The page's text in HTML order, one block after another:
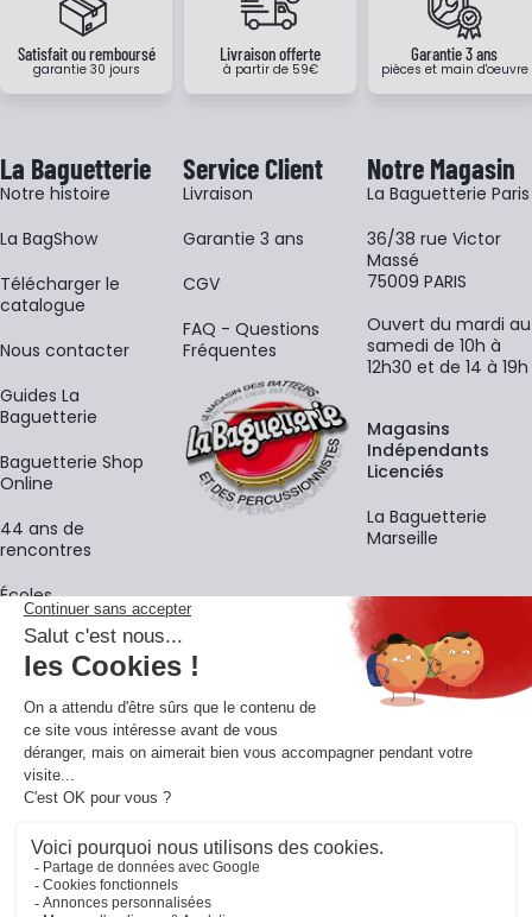
Satisfait ou remboursé
garantie 30 jours
Livraison offerte
à partir de 59€
Garantie 3 ans
pièces et main d'oeuvre
La Baguetterie
Notre histoire
La BagShow
​Télécharger le
catalogue
Nous contacter
Guides La
Baguetterie
Baguetterie Shop
Online
44 ans de
rencontres
Écoles
Service Client
Livraison
Garantie 3 ans
CGV
FAQ - Questions
Fréquentes
Notre Magasin
La Baguetterie Paris
36/38 rue Victor
Massé
75009 PARIS
Ouvert du mardi au
samedi de 10h à
12h30 et de 14 à 19h
Magasins
Indépendants
Licenciés
La Baguetterie
Marseille
La newsletter
Adresse e-mail
En vous inscrivant à notre newsletter, vous acceptez notre
confidentialité.
Retrouvons-nous sur